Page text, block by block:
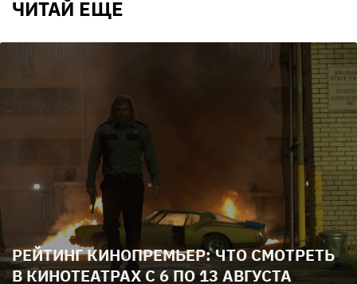
ЧИТАЙ ЕЩЕ
РЕЙТИНГ КИНОПРЕМЬЕР: ЧТО СМОТРЕТЬ
В КИНОТЕАТРАХ С 6 ПО 13 АВГУСТА